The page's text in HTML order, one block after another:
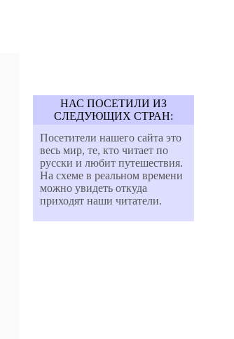
НАС ПОСЕТИЛИ ИЗ
СЛЕДУЮЩИХ СТРАН:
Посетители нашего сайта это
весь мир, те, кто читает по
русски и любит путешествия.
На схеме в реальном времени
можно увидеть откуда
приходят наши читатели.